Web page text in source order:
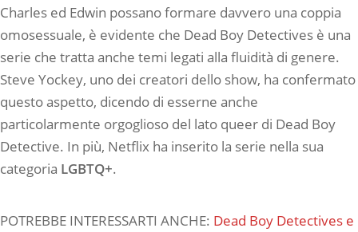
Charles ed Edwin possano formare davvero una coppia
omosessuale, è evidente che Dead Boy Detectives è una
serie che tratta anche temi legati alla fluidità di genere.
Steve Yockey, uno dei creatori dello show, ha confermato
questo aspetto, dicendo di esserne anche
particolarmente orgoglioso del lato queer di Dead Boy
Detective. In più, Netflix ha inserito la serie nella sua
categoria LGBTQ+.
POTREBBE INTERESSARTI ANCHE: Dead Boy Detectives e